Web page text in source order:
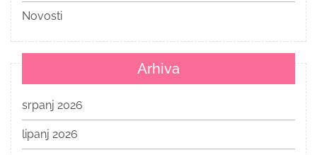
Novosti
Arhiva
srpanj 2026
lipanj 2026